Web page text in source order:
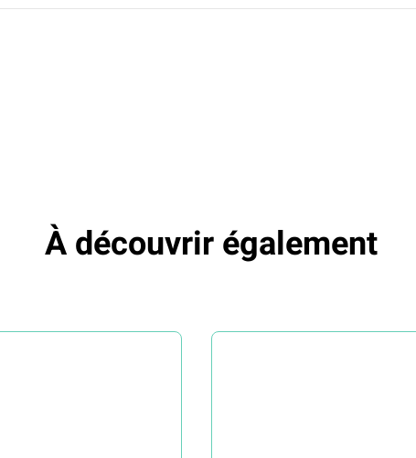
À découvrir également